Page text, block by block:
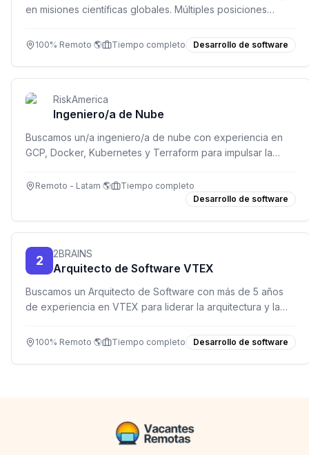
en misiones científicas globales. Múltiples posiciones
100% remoto.
100% Remoto 🌎 Tiempo completo Desarrollo de software
RiskAmerica
Ingeniero/a de Nube
Buscamos un/a ingeniero/a de nube con experiencia en
GCP, Docker, Kubernetes y Terraform para impulsar la
Remoto - Latam 🌎
Tiempo completo
Desarrollo de software
2 2BRAINS
Arquitecto de Software VTEX
Buscamos un Arquitecto de Software con más de 5 años
de experiencia en VTEX para liderar la arquitectura y la
remoto.
100% Remoto 🌎 Tiempo completo Desarrollo de software